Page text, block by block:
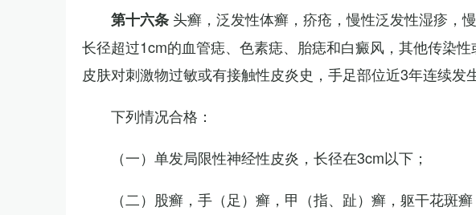
第十六条 头癣，泛发性体癣，疥疮，慢性泛发性湿疹，
长径超过1cm的血管痣、色素痣、胎痣和白癜风，其他传染
皮肤对刺激物过敏或有接触性皮炎史，手足部位近3年连续发
下列情况合格：
（一）单发局限性神经性皮炎，长径在3cm以下；
（二）股癣，手（足）癣，甲（指、趾）癣，躯干花斑癣